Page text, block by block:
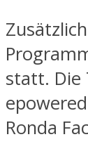
statt. Die
Ronda